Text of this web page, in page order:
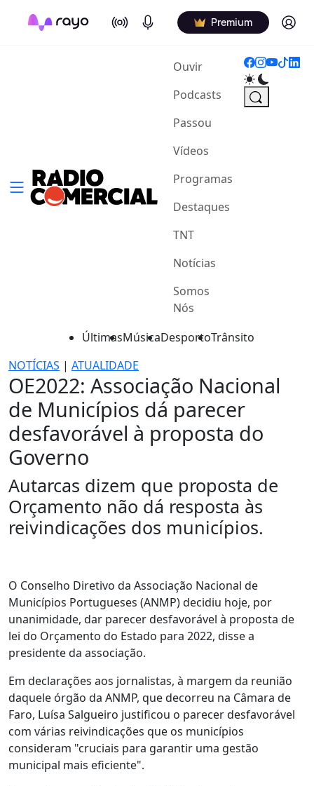
On Air Podcasts Premium Log in
Ouvir(current)
Podcasts
Passou
Vídeos
Programas
Destaques
TNT
Notícias
Somos
Nós
ÚltimasMúsicaDesportoTrânsito
NOTÍCIAS | ATUALIDADE
OE2022: Associação Nacional
de Municípios dá parecer
desfavorável à proposta do
Governo
Autarcas dizem que proposta de
Orçamento não dá resposta às
reivindicações dos municípios.
O Conselho Diretivo da Associação Nacional de
Municípios Portugueses (ANMP) decidiu hoje, por
unanimidade, dar parecer desfavorável à proposta de
lei do Orçamento do Estado para 2022, disse a
presidente da associação.
Em declarações aos jornalistas, à margem da reunião
daquele órgão da ANMP, que decorreu na Câmara de
Faro, Luísa Salgueiro justificou o parecer desfavorável
com várias reivindicações que os municípios
consideram "cruciais para garantir uma gestão
municipal mais eficiente".